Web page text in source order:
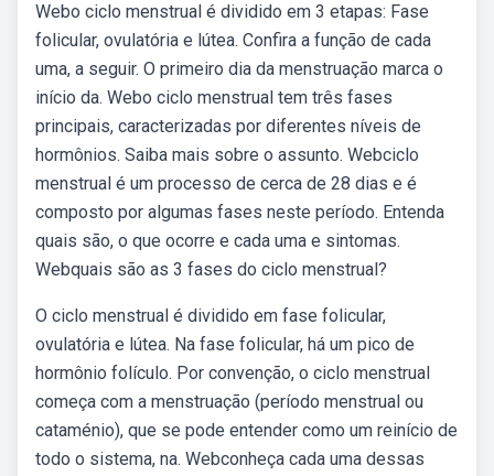
Webo ciclo menstrual é dividido em 3 etapas: Fase
folicular, ovulatória e lútea. Confira a função de cada
uma, a seguir. O primeiro dia da menstruação marca o
início da. Webo ciclo menstrual tem três fases
principais, caracterizadas por diferentes níveis de
hormônios. Saiba mais sobre o assunto. Webciclo
menstrual é um processo de cerca de 28 dias e é
composto por algumas fases neste período. Entenda
quais são, o que ocorre e cada uma e sintomas.
Webquais são as 3 fases do ciclo menstrual?
O ciclo menstrual é dividido em fase folicular,
ovulatória e lútea. Na fase folicular, há um pico de
hormônio folículo. Por convenção, o ciclo menstrual
começa com a menstruação (período menstrual ou
cataménio), que se pode entender como um reinício de
todo o sistema, na. Webconheça cada uma dessas